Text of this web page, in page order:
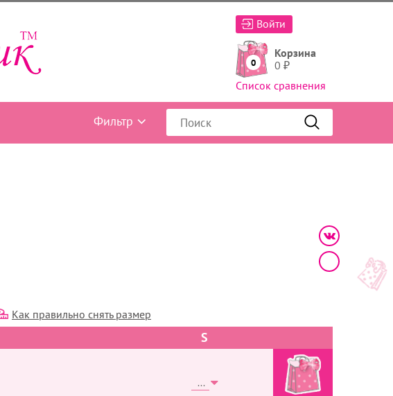
Войти
0
Корзина
0 ₽
Список сравнения
Фильтр
Как правильно снять размер
S